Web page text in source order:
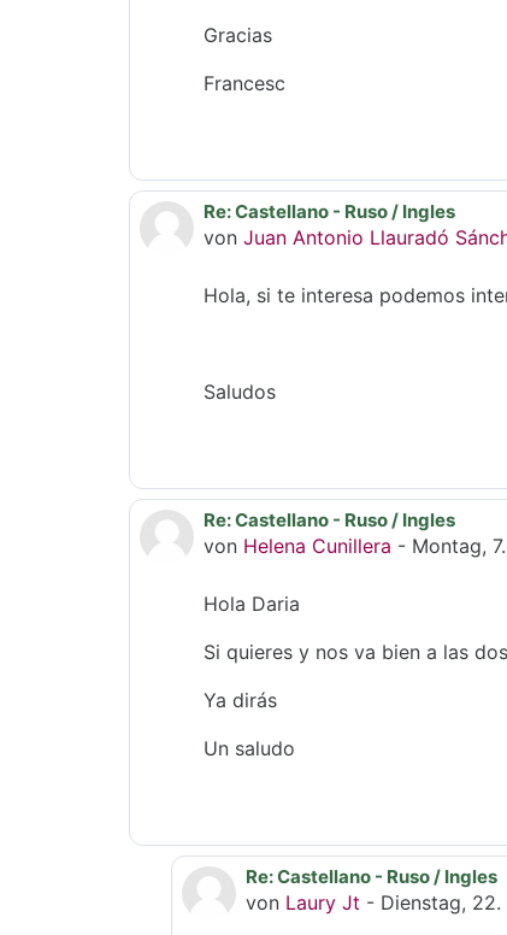
Gracias
Francesc
Als Antwort auf Daria Tomilova
Re: Castellano - Ruso / Ingles
vonJuan Antonio Llauradó
Hola, si te interesa podemos
Saludos
Als Antwort auf Daria Tomilova
Re: Castellano - Ruso / Ingles
von Helena Cunillera - Montag,
Hola Daria
Si quieres y nos va bien a las
Ya dirás
Un saludo
Als Antwort auf Helena
Re: Castellano - Ruso / Ingles
von Laury Jt - Dienstag, 22.